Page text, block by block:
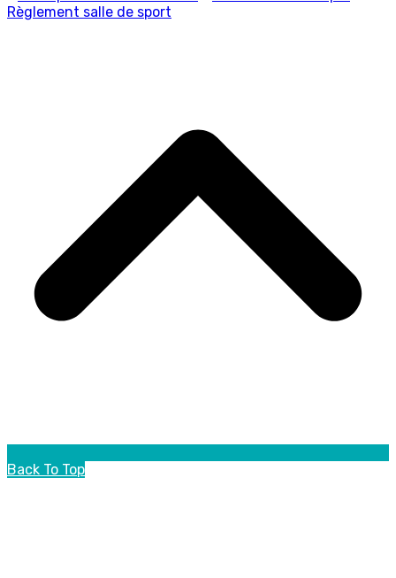
Règlement salle de sport
Back To Top